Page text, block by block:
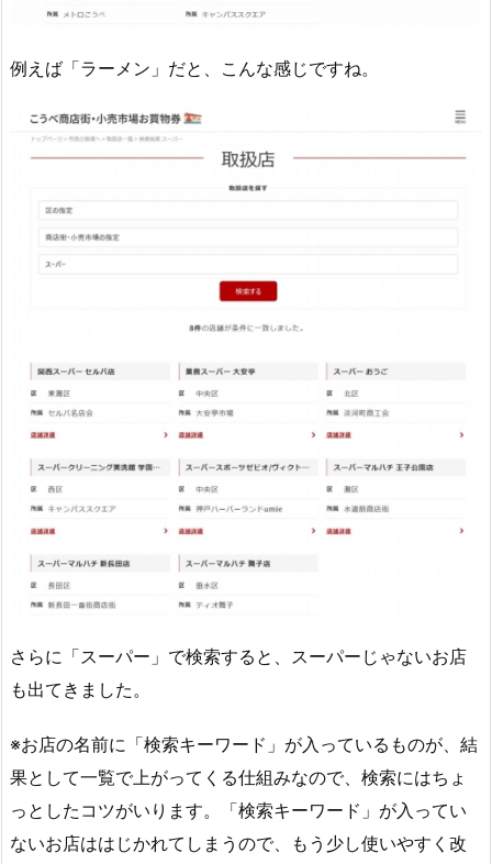
例えば「ラーメン」だと、こんな感じですね。
さらに「スーパー」で検索すると、スーパーじゃないお店
も出てきました。
※お店の名前に「検索キーワード」が入っているものが、結
果として一覧で上がってくる仕組みなので、検索にはちょ
っとしたコツがいります。「検索キーワード」が入ってい
ないお店ははじかれてしまうので、もう少し使いやすく改